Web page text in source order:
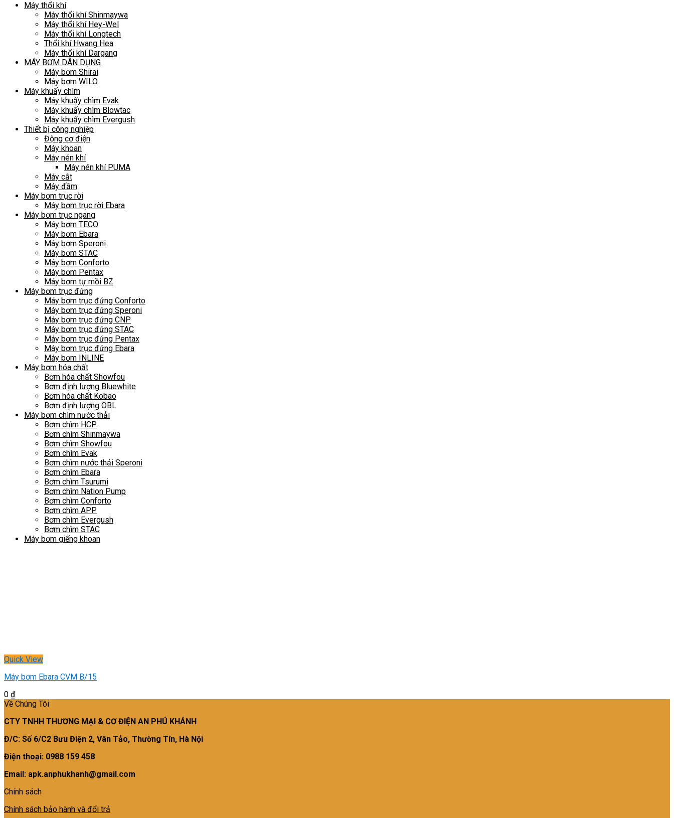
Máy thổi khí
Máy thổi khí Shinmaywa
Máy thổi khí Hey-Wel
Máy thổi khí Longtech
Thổi khí Hwang Hea
Máy thổi khí Dargang
MÁY BƠM DÂN DỤNG
Máy bơm Shirai
Máy bơm WILO
Máy khuấy chìm
Máy khuấy chìm Evak
Máy khuấy chìm Blowtac
Máy khuấy chìm Evergush
Thiết bị công nghiệp
Động cơ điện
Máy khoan
Máy nén khí
Máy nén khí PUMA
Máy cắt
Máy đầm
Máy bơm trục rời
Máy bơm trục rời Ebara
Máy bơm trục ngang
Máy bơm TECO
Máy bơm Ebara
Máy bơm Speroni
Máy bơm STAC
Máy bơm Conforto
Máy bơm Pentax
Máy bơm tự mồi BZ
Máy bơm trục đứng
Máy bơm trục đứng Conforto
Máy bơm trục đứng Speroni
Máy bơm trục đứng CNP
Máy bơm trục đứng STAC
Máy bơm trục đứng Pentax
Máy bơm trục đứng Ebara
Máy bơm INLINE
Máy bơm hóa chất
Bơm hóa chất Showfou
Bơm định lượng Bluewhite
Bơm hóa chất Kobao
Bơm định lượng OBL
Máy bơm chìm nước thải
Bơm chìm HCP
Bơm chìm Shinmaywa
Bơm chìm Showfou
Bơm chìm Evak
Bơm chìm nước thải Speroni
Bơm chìm Ebara
Bơm chìm Tsurumi
Bơm chìm Nation Pump
Bơm chìm Conforto
Bơm chìm APP
Bơm chìm Evergush
Bơm chìm STAC
Máy bơm giếng khoan
Quick View
Máy bơm Ebara CVM B/15
0 ₫
Về Chúng Tôi
CTY TNHH THƯƠNG MẠI & CƠ ĐIỆN AN PHÚ KHÁNH
Đ/C: Số 6/C2 Bưu Điện 2, Vân Tảo, Thường Tín, Hà Nội
Điện thoại: 0988 159 458
Email: apk.anphukhanh@gmail.com
Chính sách
Chính sách bảo hành và đổi trả